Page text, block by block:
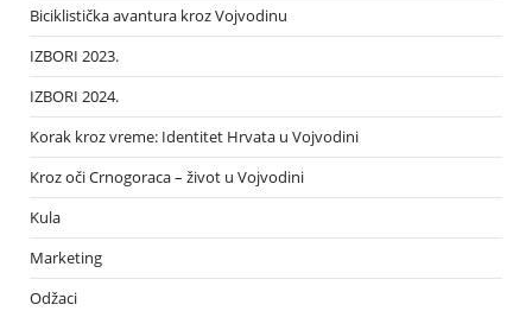
Biciklistička avantura kroz Vojvodinu
IZBORI 2023.
IZBORI 2024.
Korak kroz vreme: Identitet Hrvata u Vojvodini
Kroz oči Crnogoraca – život u Vojvodini
Kula
Marketing
Odžaci